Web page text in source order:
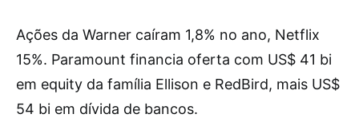
Ações da Warner caíram 1,8% no ano, Netflix
15%. Paramount financia oferta com US$ 41 bi
em equity da família Ellison e RedBird, mais US$
54 bi em dívida de bancos.